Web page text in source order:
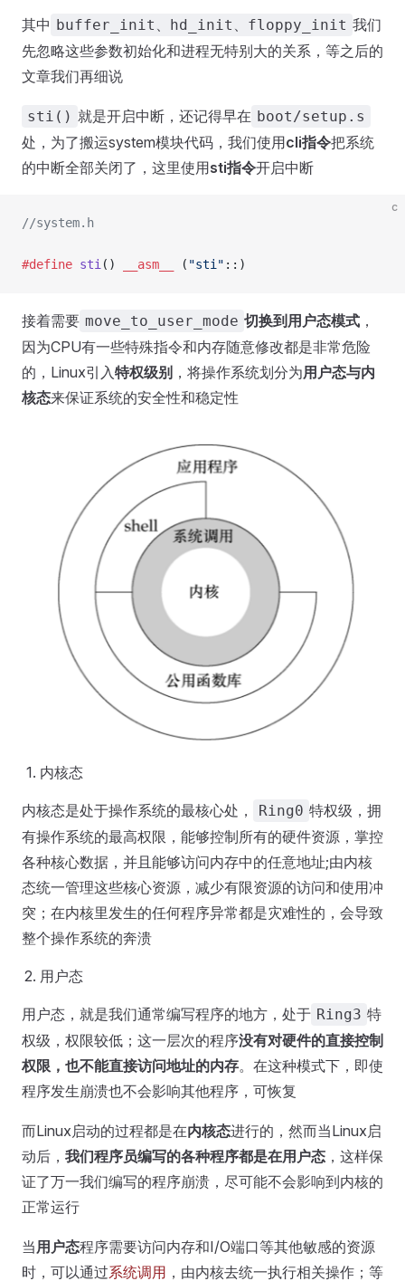
其中 buffer_init、hd_init、floppy_init 我们
先忽略这些参数初始化和进程无特别大的关系，等之后的
文章我们再细说
sti() 就是开启中断，还记得早在 boot/setup.s
处，为了搬运system模块代码，我们使用cli指令把系统
的中断全部关闭了，这里使用sti指令开启中断
c
//system.h
#define sti () __asm__ ( "sti " ::)
接着需要 move_to_user_mode 切换到用户态模式 ，
因为CPU有一些特殊指令和内存随意修改都是非常危险
的，Linux引入特权级别 ，将操作系统划分为用户态与内
核态来保证系统的安全性和稳定性
内核态
内核态是处于操作系统的最核心处， Ring0 特权级，拥
有操作系统的最高权限，能够控制所有的硬件资源，掌控
各种核心数据，并且能够访问内存中的任意地址;由内核
态统一管理这些核心资源，减少有限资源的访问和使用冲
突；在内核里发生的任何程序异常都是灾难性的，会导致
整个操作系统的奔溃
用户态
用户态，就是我们通常编写程序的地方，处于 Ring3 特
权级，权限较低；这一层次的程序没有对硬件的直接控制
权限，也不能直接访问地址的内存。在这种模式下，即使
程序发生崩溃也不会影响其他程序，可恢复
而Linux启动的过程都是在内核态进行的，然而当Linux启
动后， 我们程序员编写的各种程序都是在用户态 ，这样保
证了万一我们编写的程序崩溃，尽可能不会影响到内核的
正常运行
当用户态程序需要访问内存和I/O端口等其他敏感的资源
时，可以通过系统调用 ，由内核去统一执行相关操作；等